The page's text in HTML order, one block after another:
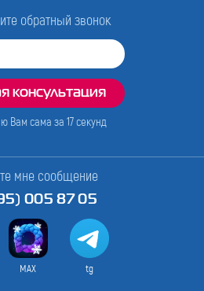
обратный звонок
Вам сама за 17секунд
мне сообщение
005 87 05
MAX tg